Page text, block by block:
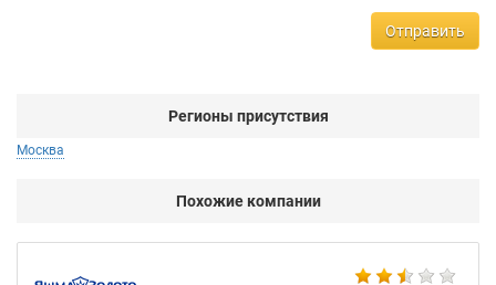
Отправить
Регионы присутствия
Москва
Похожие компании